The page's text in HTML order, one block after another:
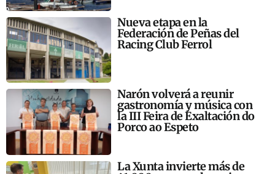
Nueva etapa en la
Federación de Peñas del
Racing Club Ferrol
Narón volverá a reunir
gastronomía y música con
la III Feira de Exaltación do
Porco ao Espeto
La Xunta invierte más de